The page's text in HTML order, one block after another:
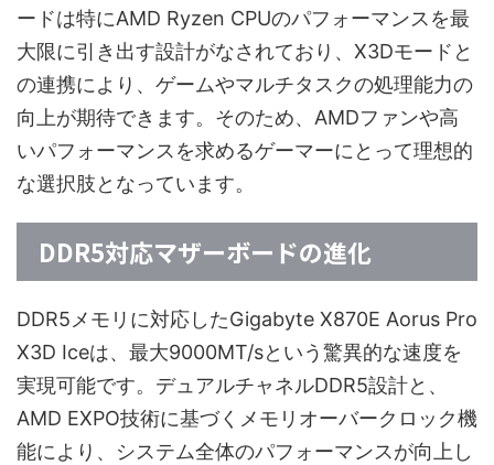
ードは特にAMD Ryzen CPUのパフォーマンスを最
大限に引き出す設計がなされており、X3Dモードと
の連携により、ゲームやマルチタスクの処理能力の
向上が期待できます。そのため、AMDファンや高
いパフォーマンスを求めるゲーマーにとって理想的
な選択肢となっています。
DDR5対応マザーボードの進化
DDR5メモリに対応したGigabyte X870E Aorus Pro
X3D Iceは、最大9000MT/sという驚異的な速度を
実現可能です。デュアルチャネルDDR5設計と、
AMD EXPO技術に基づくメモリオーバークロック機
能により、システム全体のパフォーマンスが向上し